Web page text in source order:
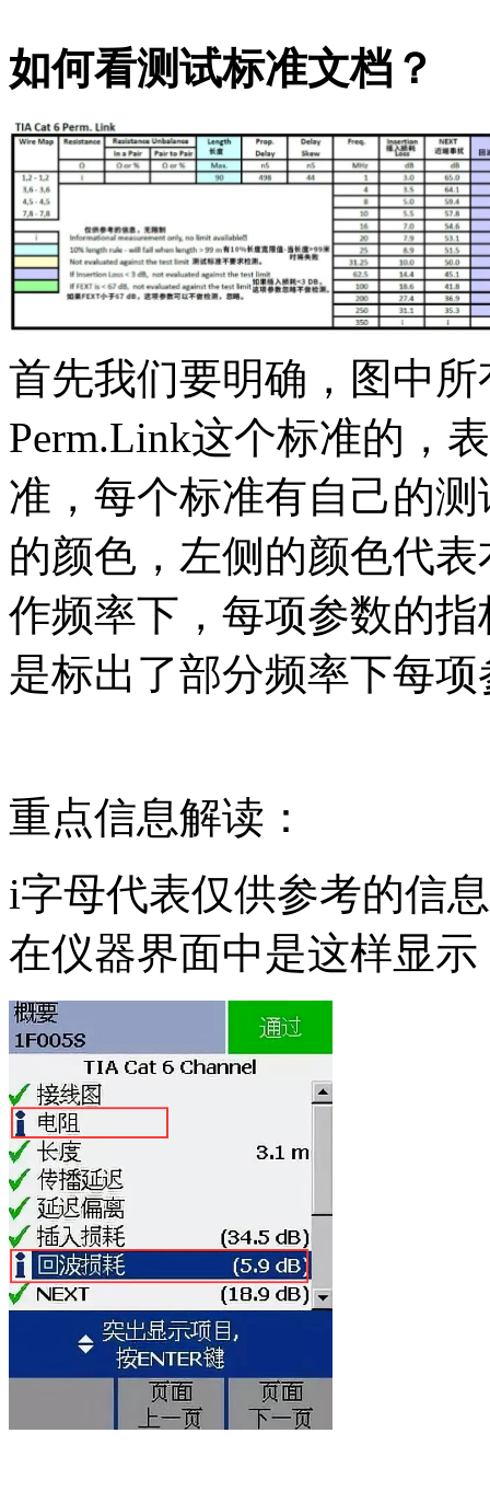
如何看测试标准文档？
首先我们要明确，图中
Perm.Link这个标准的，
准，每个标准有自己的
的颜色，左侧的颜色代
作频率下，每项参数的
是标出了部分频率下每
重点信息解读：
i字母代表仅供参考的信
在仪器界面中是这样显示